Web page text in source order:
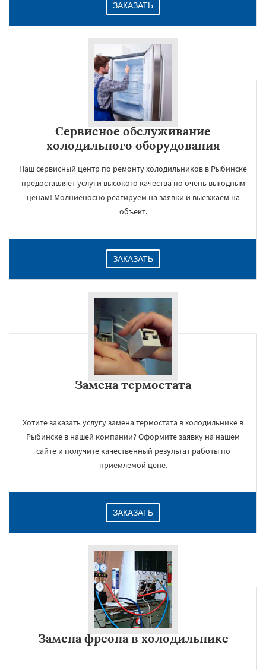
ЗАКАЗАТЬ
Сервисное обслуживание
холодильного оборудования
Наш сервисный центр по ремонту холодильников в Рыбинске
предоставляет услуги высокого качества по очень выгодным
ценам! Молниеносно реагируем на заявки и выезжаем на
объект.
ЗАКАЗАТЬ
Замена термостата
Хотите заказать услугу замена термостата в холодильнике в
Рыбинске в нашей компании? Оформите заявку на нашем
сайте и получите качественный результат работы по
приемлемой цене.
ЗАКАЗАТЬ
Замена фреона в холодильнике
Даю согласие на обработку персональных данных